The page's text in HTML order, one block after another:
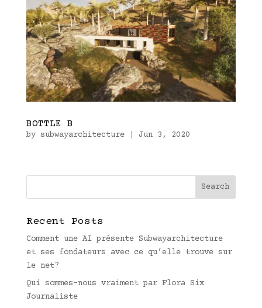
BOTTLE B
by subwayarchitecture| Jun 3, 2020
Recent Posts
Comment une AI présente Subwayarchitecture
et ses fondateurs avec ce qu’elle trouve sur
le net?
Qui sommes-nous vraiment par Flora Six
Journaliste